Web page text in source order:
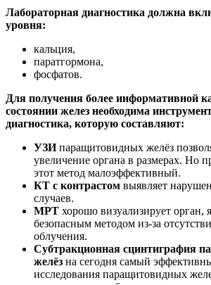
Лабораторная диагностика должна
уровня:
кальция,
паратгормона,
фосфатов.
Для получения более информативной
состоянии желез необходима
диагностика, которую составляют:
УЗИпаращитовидных желёз
увеличение органа в размерах. Но
этот метод малоэффективный.
КТ с контрастом выявляет
случаев.
МРТ хорошо визуализирует орган,
безопасным методом из-за
облучения.
Субтракционная сцинтиграфия
желёз на сегодня самый
исследования паращитовидных